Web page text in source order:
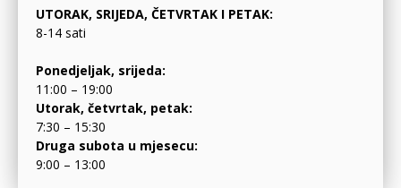
UTORAK, SRIJEDA, ČETVRTAK I PETAK:
8-14 sati
Ponedjeljak, srijeda:
11:00 – 19:00
Utorak, četvrtak, petak:
7:30 – 15:30
Druga subota u mjesecu:
9:00 – 13:00